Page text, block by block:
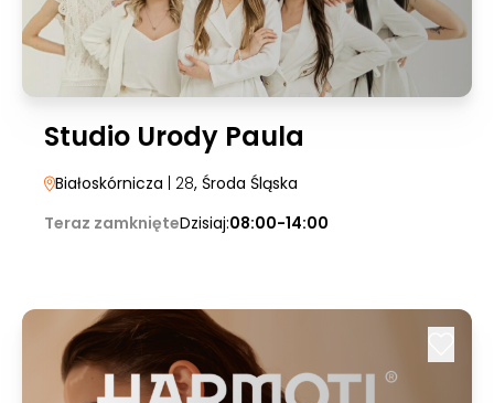
Studio Urody Paula
Białoskórnicza | 28, Środa Śląska
Teraz zamknięteDzisiaj:08:00-14:00